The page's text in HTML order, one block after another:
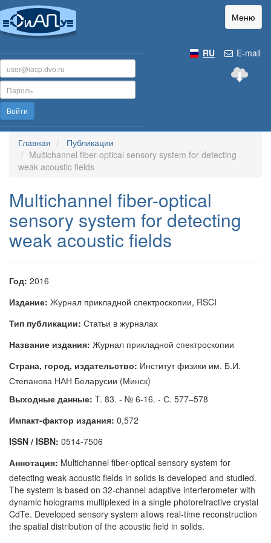
Меню
E-mail
RU
Войти
Главная
Публикации
Multichannel fiber-optical sensory system for detecting
weak acoustic fields
Multichannel fiber-optical
sensory system for detecting
weak acoustic fields
Год: 2016
Издание: Журнал прикладной спектроскопии, RSCI
Тип публикации: Статьи в журналах
Название издания: Журнал прикладной спектроскопии
Страна, город, издательство: Институт физики им. Б.И.
Степанова НАН Беларусии (Минск)
Выходные данные: T. 83. - № 6-16. - С. 577–578
Импакт-фактор издания: 0,572
ISSN / ISBN: 0514-7506
Аннотация: Multichannel fiber-optical sensory system for
detecting weak acoustic fields in solids is developed and studied.
The system is based on 32-channel adaptive interferometer with
dynamic holograms multiplexed in a single photorefractive crystal
CdTe. Developed sensory system allows real-time reconstruction
the spatial distribution of the acoustic field in solids.